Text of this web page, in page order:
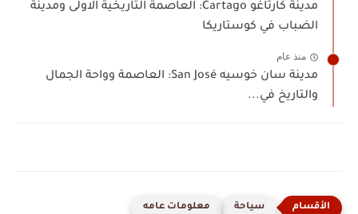
مدينة كارتاغو Cartago: العاصمة التاريخية الاولى ومدينة
الضباب في كوستاريكا
منذ عام
مدينة سان خوسيه San José: العاصمة وواحة الجمال
والتاريخ في...
سياحة معلومات عامه